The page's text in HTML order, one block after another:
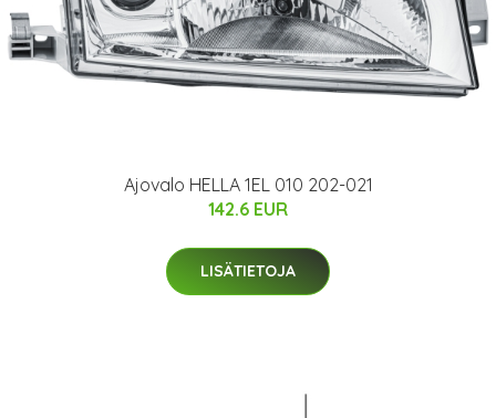
Ajovalo HELLA 1EL 010 202-021
142.6 EUR
LISÄTIETOJA